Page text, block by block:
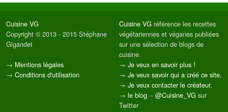
Cuisine VG
Copyright © 2013 - 2015 Stéphane
Gigandet
→ Mentions légales
→ Conditions d'utilisation
Cuisine VG référence les recettes
végétariennes et véganes publiées
sur une sélection de blogs de
cuisine.
→ Je veux en savoir plus !
→ Je veux savoir qui a créé ce site.
→ Je veux contacter le créateur.
→ le blog -- @Cuisine_VG sur
Twitter